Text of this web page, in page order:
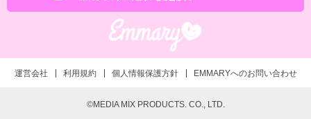
運営会社 利用規約 個人情報保護方針 EMMARYへのお問い合わせ
©MEDIA MIX PRODUCTS. CO., LTD.